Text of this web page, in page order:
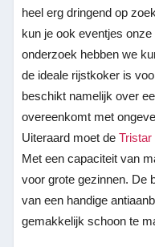
heel erg dringend op
kun je ook eventjes
onderzoek hebben we
de ideale rijstkoker is
beschikt namelijk over
overeenkomt met
Uiteraard moet de
Met een capaciteit van
voor grote gezinnen. De
van een handige
gemakkelijk schoon te